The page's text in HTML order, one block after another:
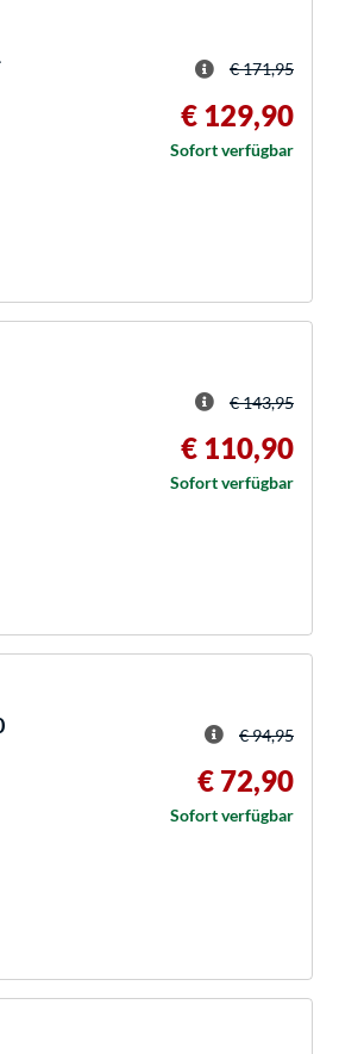
€ 171,95
€ 129,90
Sofort verfügbar
€ 143,95
€ 110,90
Sofort verfügbar
€ 94,95
€ 72,90
Sofort verfügbar